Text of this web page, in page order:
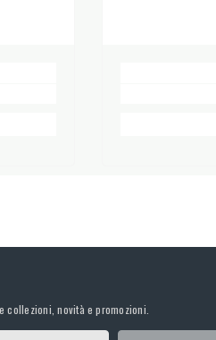
collezioni, novità e promozioni.